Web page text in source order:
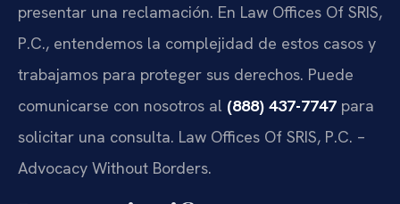
presentar una reclamación. En Law Offices Of SRIS,
P.C., entendemos la complejidad de estos casos y
trabajamos para proteger sus derechos. Puede
comunicarse con nosotros al (888) 437-7747 para
solicitar una consulta. Law Offices Of SRIS, P.C. –
Advocacy Without Borders.